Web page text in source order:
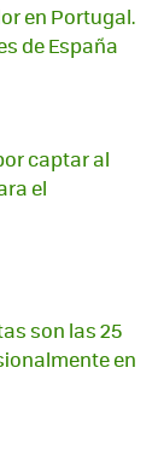
en Portugal.
de España
captar al
el
son las 25
en